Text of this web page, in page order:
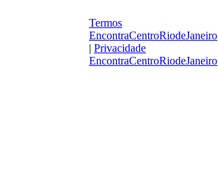
Termos
EncontraCentroRiodeJaneiro
| Privacidade
EncontraCentroRiodeJaneiro